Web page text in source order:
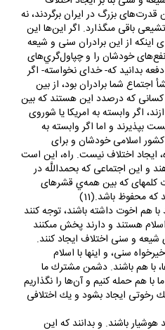
بزرگ در ايران برگردند، نه
باقى مى‏گذارد. اگر اين‌ها اين
اينكه از اين برادران سنى و شيعه
خودشان را و چپاول‌گري‌هاى
بدانيد كه- خداى نخواسته- اگر
اجتماع شما برادران بود، از بين
و كسانى كه درصدد اين هستند كه بين
اگر وابسته به امريكا يا شوروى
بپذيرند و اما اگر وابسته به
كشور اسلامى خودشان و براى
ايجاد اختلاف نيست. راه، اين است
و اين اجتماعى كه بحمداللَّه در
كلمه‏اى كه بين همه‌ي قشرهاى
محفوظ باشد.(11)
هم اخوت داشته باشند، توجه كنند
هستند و دارند پخش مى‏كنند
شيعه و سنى اختلاف ايجاد كنند.
سنى، و اينها با اسلام
با هم باشند. دشمن مشترك ما
با هم حمله كنيم و آن‌ها را نگذاريم
رخوتى ايجاد بشود و يك اختلافى
هوشيار باشند. و بدانند كه اين